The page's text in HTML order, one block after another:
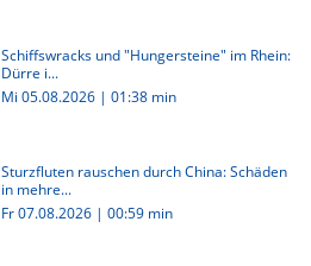
Schiffswracks und "Hungersteine" im Rhein:
Dürre i...
Mi 05.08.2026 | 01:38 min
Sturzfluten rauschen durch China: Schäden
in mehre...
Fr 07.08.2026 | 00:59 min